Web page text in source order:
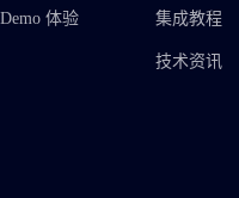
Demo 体验 集成教程
技术资讯